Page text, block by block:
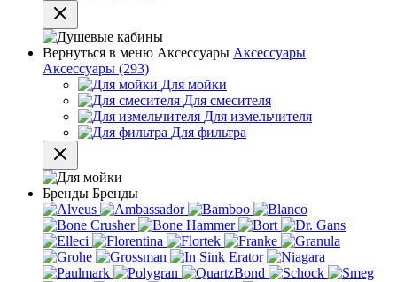
Вернуться в меню Аксессуары Аксессуары
Аксессуары (293)
Для мойки
Для смесителя
Для измельчителя
Для фильтра
Бренды Бренды